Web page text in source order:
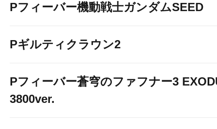
◆8月新台入替
スマパチ・スマ
Pフィーバー機動戦士ガンダムSEED
Pギルティクラウン2
Pフィーバー蒼穹のファフナー3
3800ver.